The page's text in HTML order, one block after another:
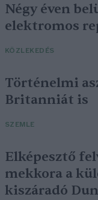
Négy éven
elektromos
KÖZLEKEDÉS
Történelmi
Britanniát is
SZEMLE
Elképesztő
mekkora a
kiszáradó